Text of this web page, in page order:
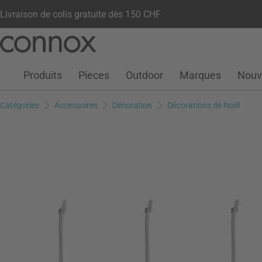
Livraison de colis gratuite dès 150 CHF
contenu
Votre compteListe de souhaits
Warenkorb
Produits Pieces Outdoor Marques
Catégories Accessoires Décoration Décorations de Noël